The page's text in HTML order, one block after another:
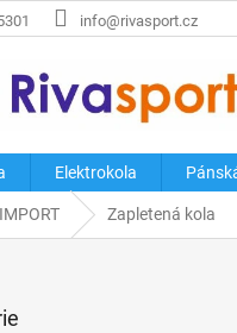
info@rivasport.cz
Elektrokola
IMPORT Zapletená kola